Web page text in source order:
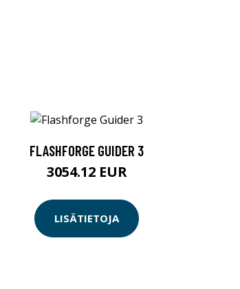
FLASHFORGE GUIDER 3
3054.12 EUR
LISÄTIETOJA